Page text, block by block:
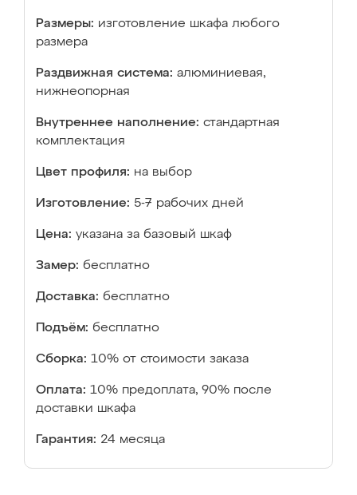
Размеры: изготовление шкафа любого
размера
Раздвижная система: алюминиевая,
нижнеопорная
Внутреннее наполнение: стандартная
комплектация
Цвет профиля: на выбор
Изготовление: 5-7 рабочих дней
Цена: указана за базовый шкаф
Замер: бесплатно
Доставка: бесплатно
Подъём: бесплатно
Сборка: 10% от стоимости заказа
Оплата: 10% предоплата, 90% после
доставки шкафа
Гарантия: 24 месяца